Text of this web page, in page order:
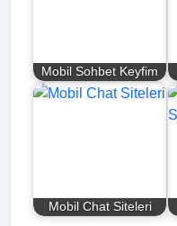
Mobil Sohbet Keyfim
Mobil Chat Siteleri